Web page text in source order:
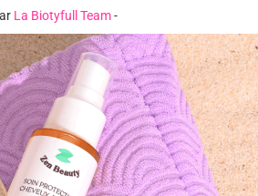
La Biotyfull Team-